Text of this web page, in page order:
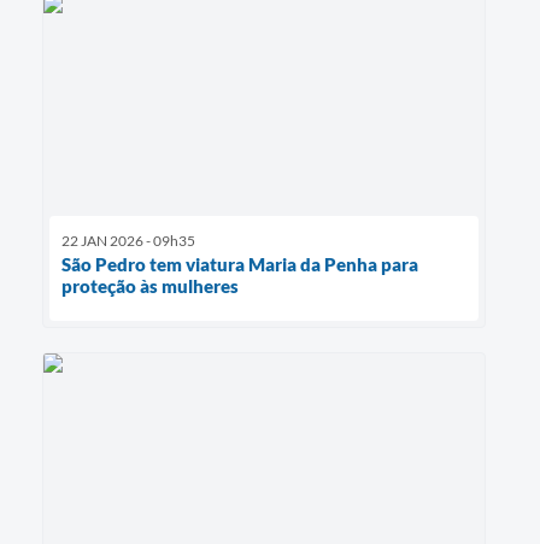
22 JAN 2026 - 09h35
São Pedro tem viatura Maria da Penha para
proteção às mulheres